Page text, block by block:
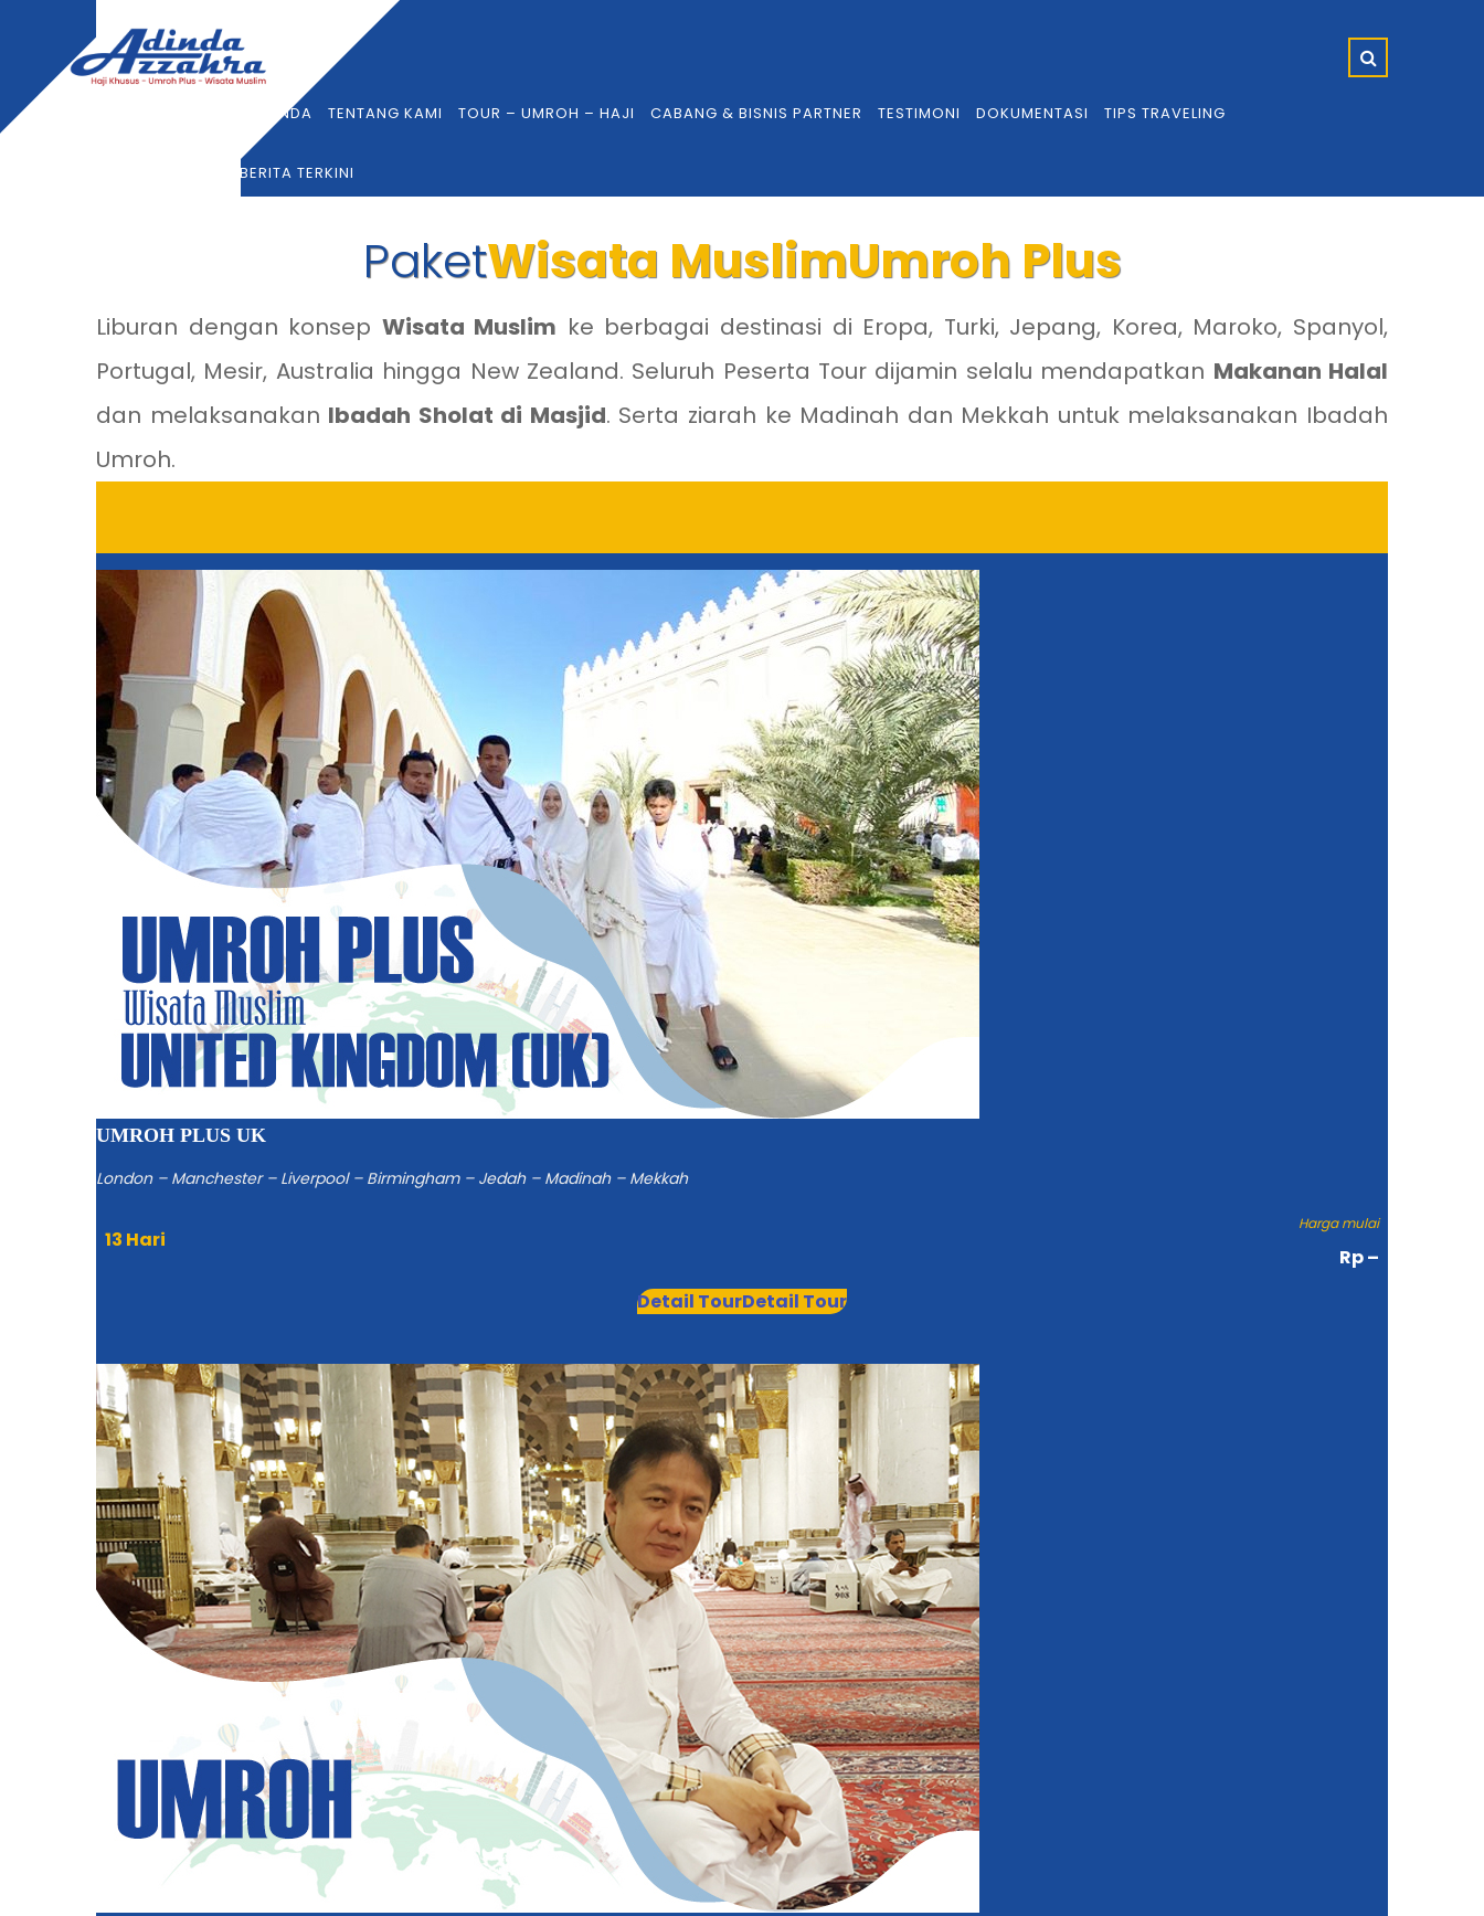
BERANDA TENTANG KAMI TOUR – UMROH – HAJI CABANG & BISNIS PARTNER TESTIMONI DOKUMENTASI TIPS TRAVELING
BERITA TERKINI
PaketWisata MuslimUmroh Plus
Liburan dengan konsep Wisata Muslim ke berbagai destinasi di Eropa, Turki, Jepang, Korea, Maroko, Spanyol,
Portugal, Mesir, Australia hingga New Zealand. Seluruh Peserta Tour dijamin selalu mendapatkan Makanan Halal
dan melaksanakan Ibadah Sholat di Masjid. Serta ziarah ke Madinah dan Mekkah untuk melaksanakan Ibadah
Umroh.
UMROH PLUS UK
London – Manchester – Liverpool – Birmingham – Jedah – Madinah – Mekkah
13 Hari
Harga mulai
Rp –
Detail TourDetail Tour